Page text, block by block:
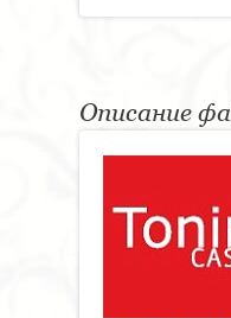
Описание